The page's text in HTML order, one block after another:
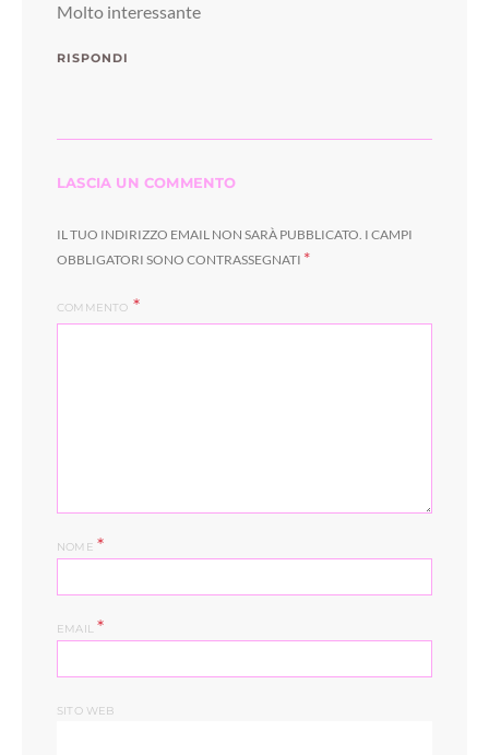
Molto interessante
RISPONDI
LASCIA UN COMMENTO
IL TUO INDIRIZZO EMAIL NON SARÀ PUBBLICATO. I CAMPI
OBBLIGATORI SONO CONTRASSEGNATI *
COMMENTO
NOME *
EMAIL*
SITO WEB